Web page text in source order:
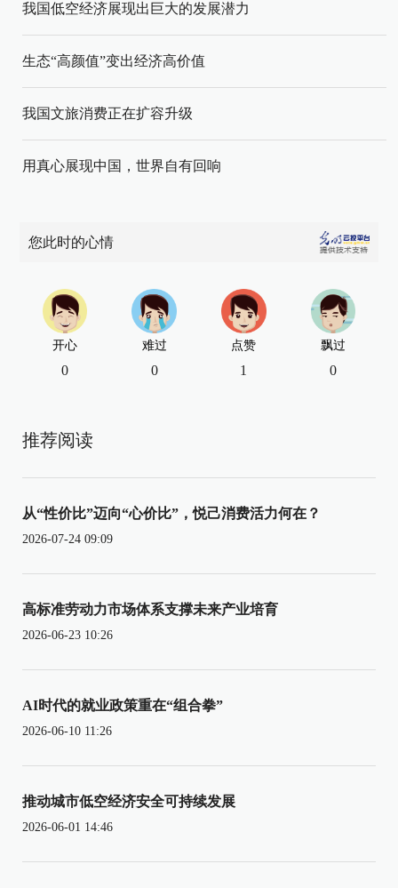
我国低空经济展现出巨大的发展潜力
生态“高颜值”变出经济高价值
我国文旅消费正在扩容升级
用真心展现中国，世界自有回响
您此时的心情
开心
0
难过
0
点赞
1
飘过
0
推荐阅读
从“性价比”迈向“心价比”，悦己消费活力何在？
2026-07-24 09:09
高标准劳动力市场体系支撑未来产业培育
2026-06-23 10:26
AI时代的就业政策重在“组合拳”
2026-06-10 11:26
推动城市低空经济安全可持续发展
2026-06-01 14:46